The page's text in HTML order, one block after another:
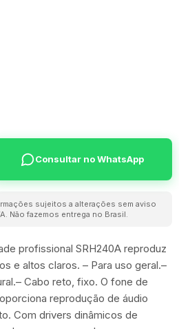
Consultar no WhatsApp
sujeitos a alterações sem aviso
Não fazemos entrega no Brasil.
profissional SRH240A reproduz
e altos claros. – Para uso geral.–
Cabo reto, fixo. O fone de
reprodução de áudio
Com drivers dinâmicos de